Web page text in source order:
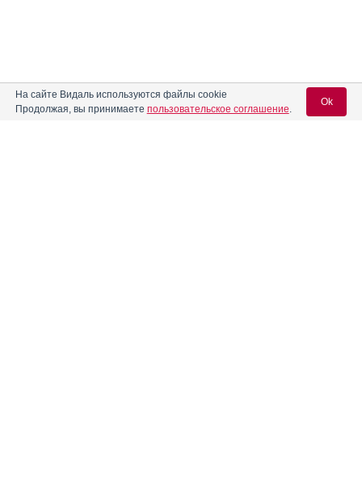
На сайте Видаль используются файлы cookie
Продолжая, вы принимаете пользовательское соглашение.
Ok